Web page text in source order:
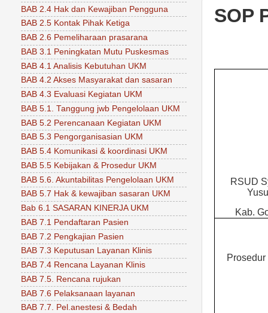
SOP
RSUD
Kab.
Prosedur
BAB 2.4 Hak dan Kewajiban Pengguna
BAB 2.5 Kontak Pihak Ketiga
BAB 2.6 Pemeliharaan prasarana
BAB 3.1 Peningkatan Mutu Puskesmas
BAB 4.1 Analisis Kebutuhan UKM
BAB 4.2 Akses Masyarakat dan sasaran
BAB 4.3 Evaluasi Kegiatan UKM
BAB 5.1. Tanggung jwb Pengelolaan UKM
BAB 5.2 Perencanaan Kegiatan UKM
BAB 5.3 Pengorganisasian UKM
BAB 5.4 Komunikasi & koordinasi UKM
BAB 5.5 Kebijakan & Prosedur UKM
BAB 5.6. Akuntabilitas Pengelolaan UKM
BAB 5.7 Hak & kewajiban sasaran UKM
Bab 6.1 SASARAN KINERJA UKM
BAB 7.1 Pendaftaran Pasien
BAB 7.2 Pengkajian Pasien
BAB 7.3 Keputusan Layanan Klinis
BAB 7.4 Rencana Layanan Klinis
BAB 7.5. Rencana rujukan
BAB 7.6 Pelaksanaan layanan
BAB 7.7. Pel.anestesi & Bedah